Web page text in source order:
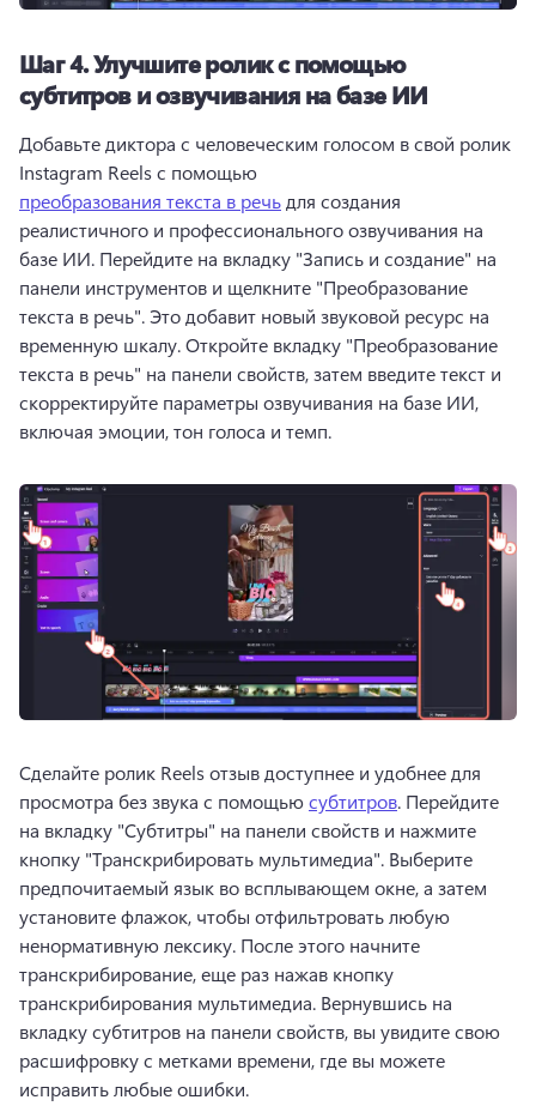
Шаг 4.Улучшите ролик с помощью
субтитров и озвучивания на базе ИИ
Добавьте диктора с человеческим голосом в свой ролик
Instagram Reels с помощью
преобразования текста в речь для создания
реалистичного и профессионального озвучивания на
базе ИИ. Перейдите на вкладку "Запись и создание" на
панели инструментов и щелкните "Преобразование
текста в речь". Это добавит новый звуковой ресурс на
временную шкалу. Откройте вкладку "Преобразование
текста в речь" на панели свойств, затем введите текст и
скорректируйте параметры озвучивания на базе ИИ,
включая эмоции, тон голоса и темп.
Сделайте ролик Reels отзыв доступнее и удобнее для
просмотра без звука с помощью субтитров. Перейдите
на вкладку "Субтитры" на панели свойств и нажмите
кнопку "Транскрибировать мультимедиа". Выберите
предпочитаемый язык во всплывающем окне, а затем
установите флажок, чтобы отфильтровать любую
ненормативную лексику. После этого начните
транскрибирование, еще раз нажав кнопку
транскрибирования мультимедиа. Вернувшись на
вкладку субтитров на панели свойств, вы увидите свою
расшифровку с метками времени, где вы можете
исправить любые ошибки.